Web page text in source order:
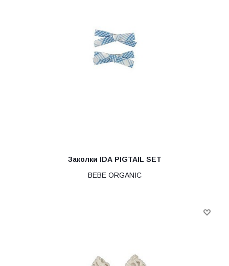
Заколки IDA PIGTAIL SET
BEBE ORGANIC